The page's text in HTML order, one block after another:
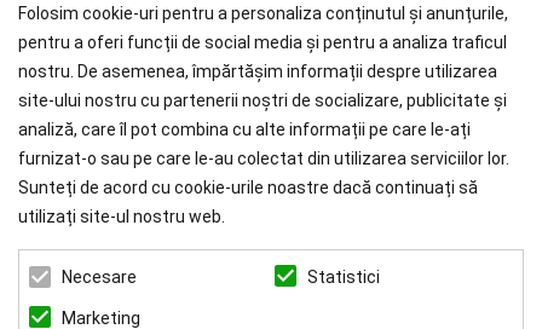
WHY CHOOSE PAÏSI
Branduri Internationale
Livrare Gratuităpentru Comenzile mai mari de 1000 RON.
ZEN ART SERVICES SRL
CUI: 39022519
Folosim cookie-uri pentru a personaliza conținutul și anunțurile,
pentru a oferi funcții de social media și pentru a analiza traficul
nostru. De asemenea, împărtășim informații despre utilizarea
site-ului nostru cu partenerii noștri de socializare, publicitate și
analiză, care îl pot combina cu alte informații pe care le-ați
furnizat-o sau pe care le-au colectat din utilizarea serviciilor lor.
Sunteți de acord cu cookie-urile noastre dacă continuați să
utilizați site-ul nostru web.
Necesare Statistici
Marketing